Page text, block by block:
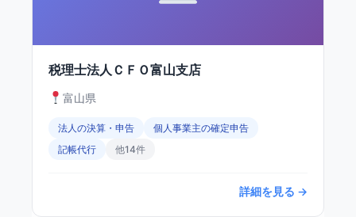
税理士法人ＣＦＯ富山支店
富山県
法人の決算・申告
個人事業主の確定申告
記帳代行
他14件
詳細を見る →